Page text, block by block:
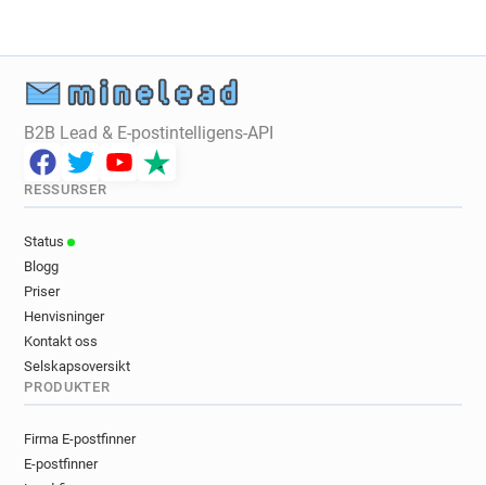
B2B Lead & E-postintelligens-API
RESSURSER
Status
Blogg
Priser
Henvisninger
Kontakt oss
Selskapsoversikt
PRODUKTER
Firma E-postfinner
E-postfinner